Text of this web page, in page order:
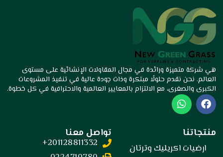
هي شركة متميزة ورائدة في مجال المقاولات الإنشائية على مستوى
العالم. نحن نقدم حلولًا مبتكرة وذات جودة عالية في تنفيذ المشروعات
الكبرى والصغرى، مع الالتزام بالمعايير العالمية والاحترافية في كل خطوة.
F
a
c
e
b
o
W
h
a
a
منتجاتنا
ارضيات اكريليك وترتان
تواصل معنا
201128811332+